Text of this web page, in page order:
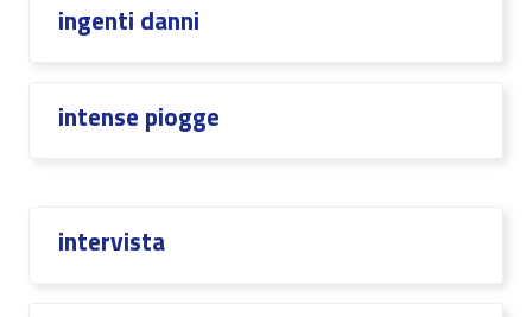
ingenti danni
intense piogge
intervista